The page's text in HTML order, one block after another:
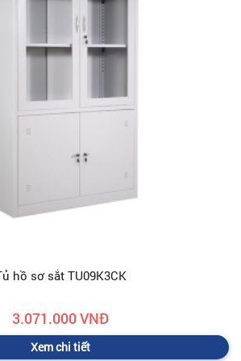
hồ sơ sắt TU09K3CK
3.071.000 VNĐ
Xem chi tiết